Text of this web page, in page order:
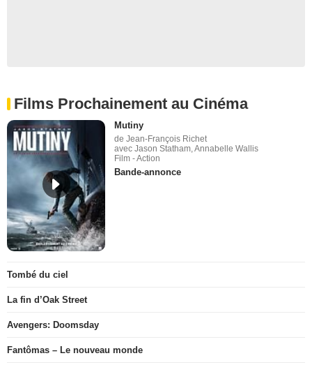
Films Prochainement au Cinéma
Mutiny
de Jean-François Richet
avec Jason Statham, Annabelle Wallis
Film - Action
Bande-annonce
Tombé du ciel
La fin d’Oak Street
Avengers: Doomsday
Fantômas – Le nouveau monde